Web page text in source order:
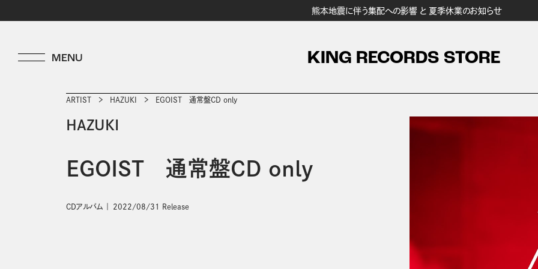
熊本地震に伴う集配への影響 と 夏季休業のお知らせ
KING RECORDS STORE
ARTIST HAZUKI EGOIST 通常盤CD only
HAZUKI
EGOIST 通常盤CD only
CDアルバム 2022/08/31 Release